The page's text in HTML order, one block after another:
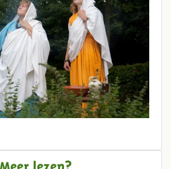
Meer lezen?